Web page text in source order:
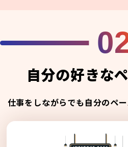
自分の好きな
仕事をしながらでも自分のペ